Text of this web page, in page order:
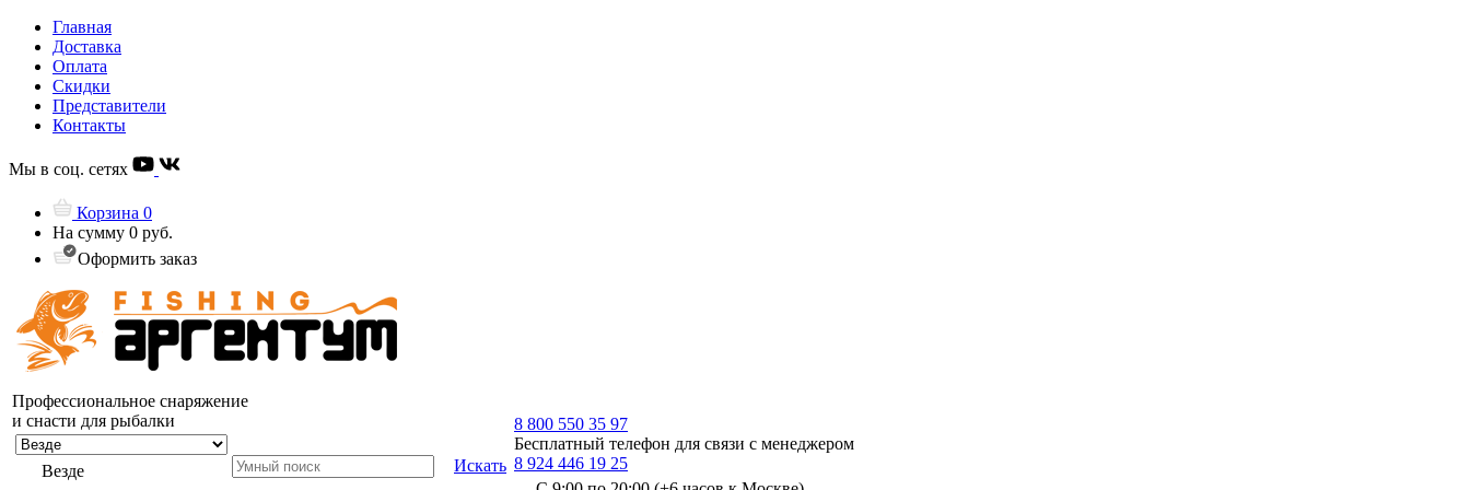
Главная
Доставка
Оплата
Скидки
Представители
Контакты
Мы в соц. сетях
Корзина 0
На сумму 0 руб.
Оформить заказ
Профессиональное снаряжение
и снасти для рыбалки
Везде Искать
8 800 550 35 97
Бесплатный телефон для связи с менеджером
8 924 446 19 25